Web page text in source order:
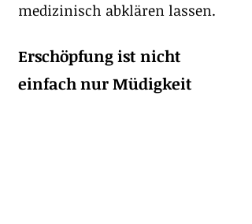
medizinisch abklären lassen.
Erschöpfung ist nicht
einfach nur Müdigkeit